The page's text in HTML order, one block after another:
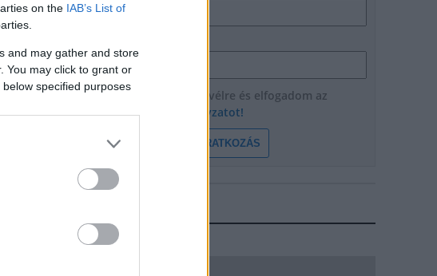
on the IAB’s List of
and may gather and store
You may click to grant or
specified purposes
Feliratkozom a hírlevélre és elfogadom az
adatvédelmi szabályzatot!
FELIRATKOZÁS